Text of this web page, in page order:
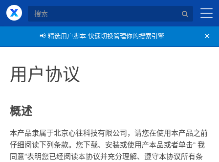
X浏览器
📢 精选用户脚本:快速切换管理你的搜索引擎 ×
用户协议
概述
本产品隶属于北京心往科技有限公司，请您在使用本产品之前
仔细阅读下列条款。您下载、安装或使用产本品或者单击“ 我
同意”表明您已经阅读本协议并充分理解、遵守本协议所有条